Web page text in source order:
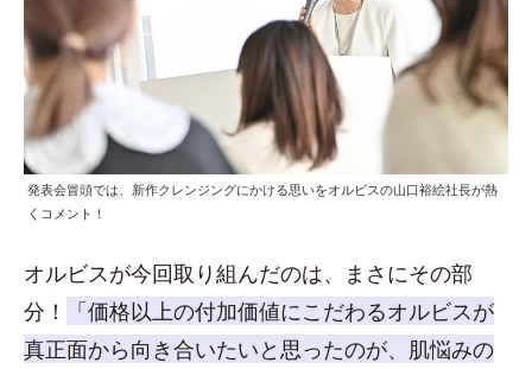
発表会冒頭では、新作クレンジングにかける思いをオルビスの山口裕絵社長が熱
くコメント！
オルビスが今回取り組んだのは、まさにその部
分！
「価格以上の付加価値にこだわるオルビスが
真正面から向き合いたいと思ったのが、肌悩みの